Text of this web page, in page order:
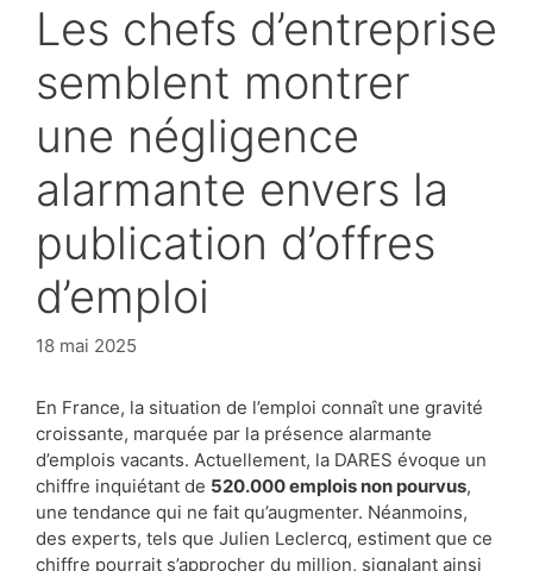
Les chefs d’entreprise
semblent montrer
une négligence
alarmante envers la
publication d’offres
d’emploi
18 mai 2025
En France, la situation de l’emploi connaît une gravité
croissante, marquée par la présence alarmante
d’emplois vacants. Actuellement, la DARES évoque un
chiffre inquiétant de 520.000 emplois non pourvus,
une tendance qui ne fait qu’augmenter. Néanmoins,
des experts, tels que Julien Leclercq, estiment que ce
chiffre pourrait s’approcher du million, signalant ainsi